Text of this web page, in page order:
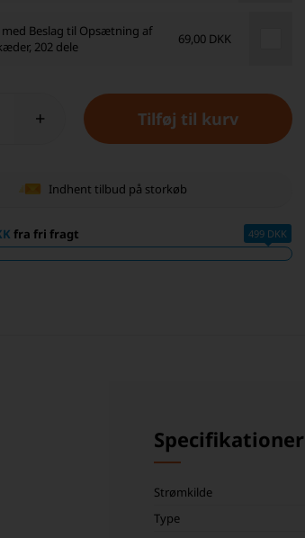
Beslag til Opsætning af
202 dele
69,00 DKK
+
Indhent tilbud på storkøb
fra fri fragt 499 DKK
Specifikationer
Strømkilde
Type